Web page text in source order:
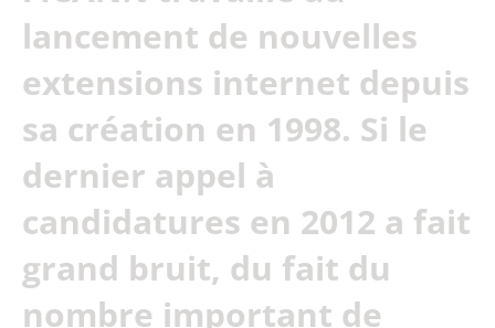
lancement de nouvelles
extensions internet depuis
sa création en 1998. Si le
dernier appel à
candidatures en 2012 a fait
grand bruit, du fait du
nombre important de